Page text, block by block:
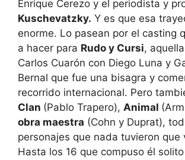
Enrique Cerezo y el periodista y
Kuschevatzky. Y es que esa
enorme. Lo pasean por el casting
a hacer para Rudo y Cursi,
Carlos Cuarón con Diego Luna y
Bernal que fue una bisagra y
recorrido internacional. Pero
Clan (Pablo Trapero), Animal
obra maestra (Cohn y Duprat),
personajes que nada tuvieron que
Hasta los 16 que compuso él